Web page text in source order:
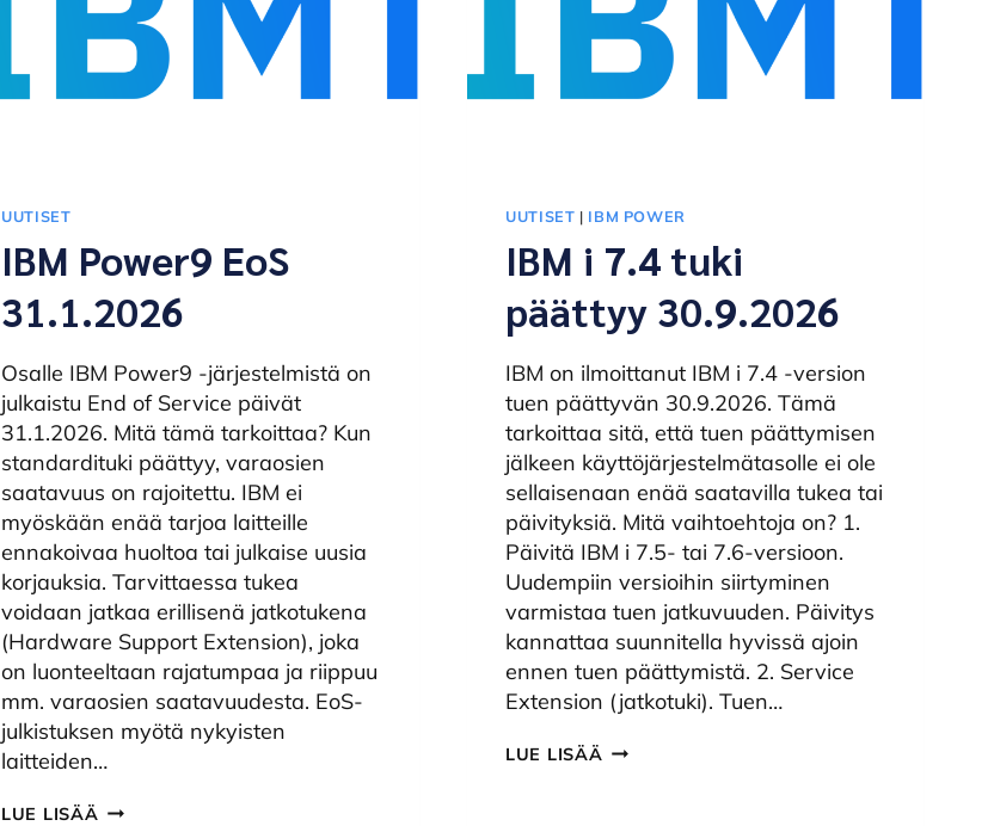
UUTISET
IBM Power9 EoS
31.1.2026
Osalle IBM Power9 -järjestelmistä on
julkaistu End of Service päivät
31.1.2026. Mitä tämä tarkoittaa? Kun
standardituki päättyy, varaosien
saatavuus on rajoitettu. IBM ei
myöskään enää tarjoa laitteille
ennakoivaa huoltoa tai julkaise uusia
korjauksia. Tarvittaessa tukea
voidaan jatkaa erillisenä jatkotukena
(Hardware Support Extension), joka
on luonteeltaan rajatumpaa ja riippuu
mm. varaosien saatavuudesta. EoS-
julkistuksen myötä nykyisten
laitteiden…
LUE LISÄÄ IBM
UUTISET | IBM POWER
IBM i 7.4 tuki
päättyy 30.9.2026
IBM on ilmoittanut IBM i 7.4 -version
tuen päättyvän 30.9.2026. Tämä
tarkoittaa sitä, että tuen päättymisen
jälkeen käyttöjärjestelmätasolle ei ole
sellaisenaan enää saatavilla tukea tai
päivityksiä. Mitä vaihtoehtoja on? 1.
Päivitä IBM i 7.5- tai 7.6-versioon.
Uudempiin versioihin siirtyminen
varmistaa tuen jatkuvuuden. Päivitys
kannattaa suunnitella hyvissä ajoin
ennen tuen päättymistä. 2. Service
Extension (jatkotuki). Tuen…
LUE LISÄÄ IBM